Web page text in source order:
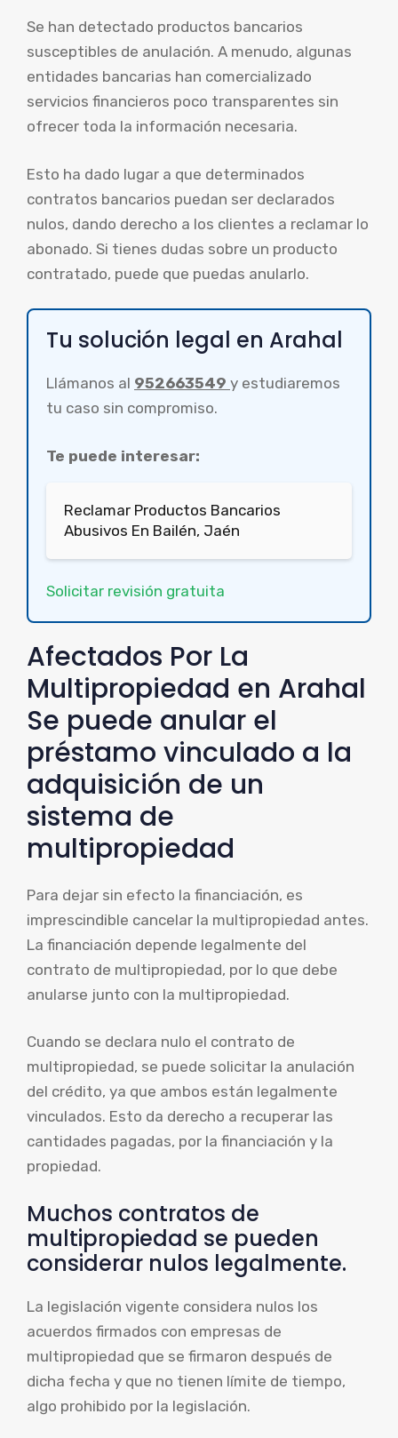
Se han detectado productos bancarios
susceptibles de anulación. A menudo, algunas
entidades bancarias han comercializado
servicios financieros poco transparentes sin
ofrecer toda la información necesaria.
Esto ha dado lugar a que determinados
contratos bancarios puedan ser declarados
nulos, dando derecho a los clientes a reclamar lo
abonado. Si tienes dudas sobre un producto
contratado, puede que puedas anularlo.
Tu solución legal en Arahal
Llámanos al 952663549 y estudiaremos
tu caso sin compromiso.
Te puede interesar:
Reclamar Productos Bancarios
Abusivos En Bailén, Jaén
Solicitar revisión gratuita
Afectados Por La
Multipropiedad en Arahal
Se puede anular el
préstamo vinculado a la
adquisición de un
sistema de
multipropiedad
Para dejar sin efecto la financiación, es
imprescindible cancelar la multipropiedad antes.
La financiación depende legalmente del
contrato de multipropiedad, por lo que debe
anularse junto con la multipropiedad.
Cuando se declara nulo el contrato de
multipropiedad, se puede solicitar la anulación
del crédito, ya que ambos están legalmente
vinculados. Esto da derecho a recuperar las
cantidades pagadas, por la financiación y la
propiedad.
Muchos contratos de
multipropiedad se pueden
considerar nulos legalmente.
La legislación vigente considera nulos los
acuerdos firmados con empresas de
multipropiedad que se firmaron después de
dicha fecha y que no tienen límite de tiempo,
algo prohibido por la legislación.